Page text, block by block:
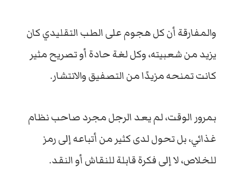
والمفارقة أن كل هجوم على الطب التقليدي كان
يزيد من شعبيته، وكل لغة حادة أو تصريح مثير
كانت تمنحه مزيدًا من التصفيق والانتشار.
بمرور الوقت، لم يعد الرجل مجرد صاحب نظام
غذائي، بل تحول لدى كثير من أتباعه إلى رمز
للخلاص، لا إلى فكرة قابلة للنقاش أو النقد.